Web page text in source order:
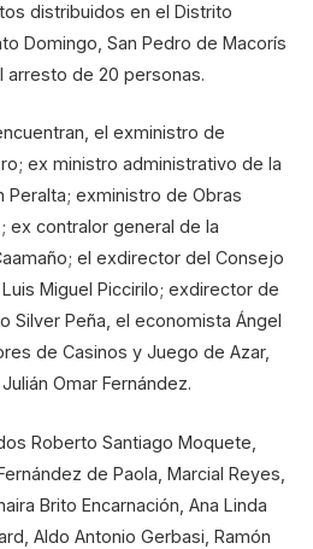
distribuidos en el Distrito
Domingo, San Pedro de Macorís
arresto de 20 personas.
el exministro de
ex ministro administrativo de la
Peralta; exministro de Obras
ex contralor general de la
el exdirector del Consejo
Miguel Piccirilo; exdirector de
Silver Peña, el economista Ángel
de Casinos y Juego de Azar,
Omar Fernández.
Roberto Santiago Moquete,
de Paola, Marcial Reyes,
Brito Encarnación, Ana Linda
Aldo Antonio Gerbasi, Ramón